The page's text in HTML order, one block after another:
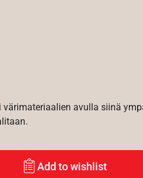
avulla siinä
Add to wishlist